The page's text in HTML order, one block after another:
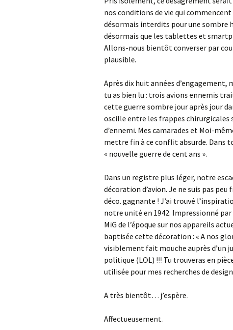
nos conditions de vie qui
désormais interdits pour une sombre
désormais que les tablettes et
Allons-nous bientôt converser par
plausible.
Après dix huit années
tu as bien lu : trois avions ennemis
cette guerre sombre jour après jour
oscille entre les frappes chirurgicales
d’ennemi. Mes camarades et Moi-
mettre fin à ce conflit absurde. Dans
« nouvelle guerre de cent ans ».
Dans un registre plus léger, notre
décoration d’avion. Je ne suis pas peu
déco. gagnante ! J’ai trouvé
notre unité en 1942. Impressionné
MiG de l’époque sur nos appareils
baptisée cette décoration : « A nos
visiblement fait mouche auprès d’un
politique (LOL) !!! Tu trouveras en
utilisée pour mes recherches de
A très bientôt… j’espère.
Affectueusement.